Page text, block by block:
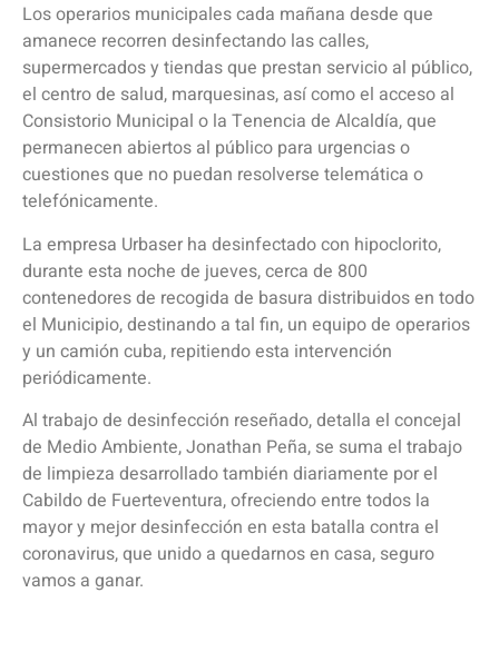
Los operarios municipales cada mañana desde que
amanece recorren desinfectando las calles,
supermercados y tiendas que prestan servicio al público,
el centro de salud, marquesinas, así como el acceso al
Consistorio Municipal o la Tenencia de Alcaldía, que
permanecen abiertos al público para urgencias o
cuestiones que no puedan resolverse telemática o
telefónicamente.
La empresa Urbaser ha desinfectado con hipoclorito,
durante esta noche de jueves, cerca de 800
contenedores de recogida de basura distribuidos en todo
el Municipio, destinando a tal fin, un equipo de operarios
y un camión cuba, repitiendo esta intervención
periódicamente.
Al trabajo de desinfección reseñado, detalla el concejal
de Medio Ambiente, Jonathan Peña, se suma el trabajo
de limpieza desarrollado también diariamente por el
Cabildo de Fuerteventura, ofreciendo entre todos la
mayor y mejor desinfección en esta batalla contra el
coronavirus, que unido a quedarnos en casa, seguro
vamos a ganar.